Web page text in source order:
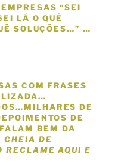
“SEI
LÁ O QUÊ
SOLUÇÕES…” …
COM FRASES
DE
DE
BEM DA
CHEIA DE
RECLAME AQUI E